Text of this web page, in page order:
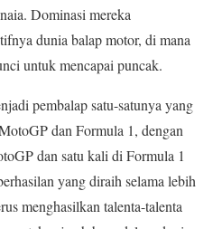
Dominasi mereka
dunia balap motor, di mana
untuk mencapai puncak.
pembalap satu-satunya yang
dan Formula 1, dengan
dan satu kali di Formula 1
yang diraih selama lebih
menghasilkan talenta-talenta